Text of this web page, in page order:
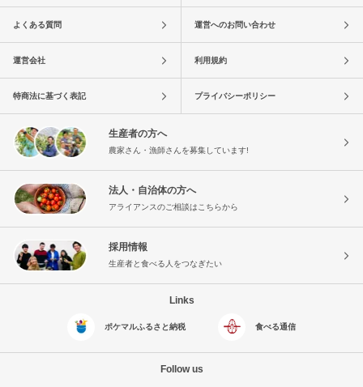
よくある質問 運営へのお問い合わせ
運営会社 利用規約
特商法に基づく表記 プライバシーポリシー
生産者の方へ
農家さん・漁師さんを募集しています!
法人・自治体の方へ
アライアンスのご相談はこちらから
採用情報
生産者と食べる人をつなぎたい
Links
ポケマルふるさと納税 食べる通信
Follow us